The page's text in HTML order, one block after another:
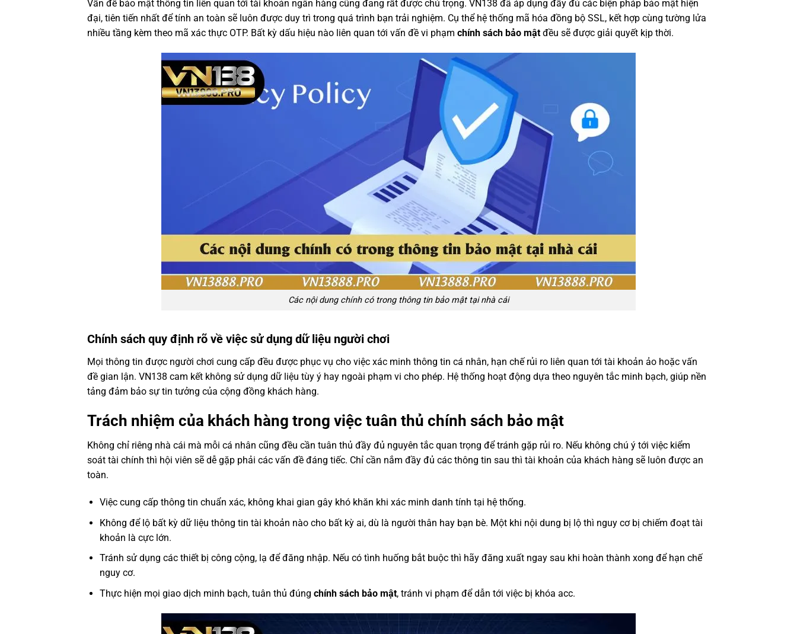
Vấn đề bảo mật thông tin liên quan tới tài khoản ngân hàng cũng đang rất được chú trọng. VN138 đã áp dụng đầy đủ các biện pháp bảo mật hiện
đại, tiên tiến nhất để tính an toàn sẽ luôn được duy trì trong quá trình bạn trải nghiệm. Cụ thể hệ thống mã hóa đồng bộ SSL, kết hợp cùng tường lửa
nhiều tầng kèm theo mã xác thực OTP. Bất kỳ dấu hiệu nào liên quan tới vấn đề vi phạm chính sách bảo mật đều sẽ được giải quyết kịp thời.
Các nội dung chính có trong thông tin bảo mật tại nhà cái
Chính sách quy định rõ về việc sử dụng dữ liệu người chơi
Mọi thông tin được người chơi cung cấp đều được phục vụ cho việc xác minh thông tin cá nhân, hạn chế rủi ro liên quan tới tài khoản ảo hoặc vấn
đề gian lận. VN138 cam kết không sử dụng dữ liệu tùy ý hay ngoài phạm vi cho phép. Hệ thống hoạt động dựa theo nguyên tắc minh bạch, giúp nền
tảng đảm bảo sự tin tưởng của cộng đồng khách hàng.
Trách nhiệm của khách hàng trong việc tuân thủ chính sách bảo mật
Không chỉ riêng nhà cái mà mỗi cá nhân cũng đều cần tuân thủ đầy đủ nguyên tắc quan trọng để tránh gặp rủi ro. Nếu không chú ý tới việc kiểm
soát tài chính thì hội viên sẽ dễ gặp phải các vấn đề đáng tiếc. Chỉ cần nắm đầy đủ các thông tin sau thì tài khoản của khách hàng sẽ luôn được an
toàn.
Việc cung cấp thông tin chuẩn xác, không khai gian gây khó khăn khi xác minh danh tính tại hệ thống.
Không để lộ bất kỳ dữ liệu thông tin tài khoản nào cho bất kỳ ai, dù là người thân hay bạn bè. Một khi nội dung bị lộ thì nguy cơ bị chiếm đoạt tài
khoản là cực lớn.
Tránh sử dụng các thiết bị công cộng, lạ để đăng nhập. Nếu có tình huống bắt buộc thì hãy đăng xuất ngay sau khi hoàn thành xong để hạn chế
nguy cơ.
Thực hiện mọi giao dịch minh bạch, tuân thủ đúng chính sách bảo mật, tránh vi phạm để dẫn tới việc bị khóa acc.